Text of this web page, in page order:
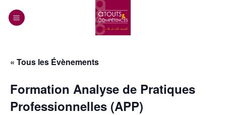
« Tous les Évènements
Formation Analyse de Pratiques
Professionnelles (APP)